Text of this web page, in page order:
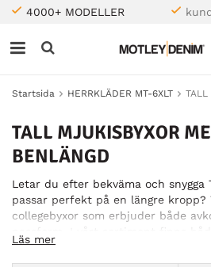
4000+ MODELLER
Startsida HERRKLÄDER MT-6XLT
TALL MJUKISBYXOR
BENLÄNGD
Letar du efter bekväma och snygga
passar perfekt på en längre kropp?
collegebyxor som erbjuder både
modeller som passar perfekt till
hemmakvällar.
Läs mer